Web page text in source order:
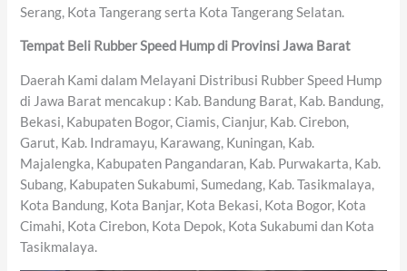
Serang, Kota Tangerang serta Kota Tangerang Selatan.
Tempat Beli Rubber Speed Hump di Provinsi Jawa Barat
Daerah Kami dalam Melayani Distribusi Rubber Speed Hump
di Jawa Barat mencakup : Kab. Bandung Barat, Kab. Bandung,
Bekasi, Kabupaten Bogor, Ciamis, Cianjur, Kab. Cirebon,
Garut, Kab. Indramayu, Karawang, Kuningan, Kab.
Majalengka, Kabupaten Pangandaran, Kab. Purwakarta, Kab.
Subang, Kabupaten Sukabumi, Sumedang, Kab. Tasikmalaya,
Kota Bandung, Kota Banjar, Kota Bekasi, Kota Bogor, Kota
Cimahi, Kota Cirebon, Kota Depok, Kota Sukabumi dan Kota
Tasikmalaya.